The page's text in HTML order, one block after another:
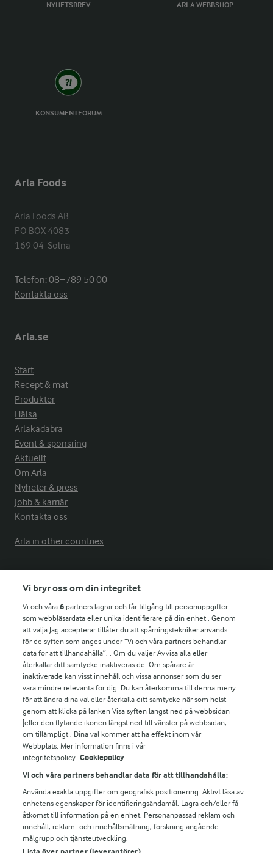
NYHETSBREV ARLA WEBBSHOP
KONSUMENTFORUM
Arla Foods
Arla Foods AB
PO BOX 4083
169 04  Solna
Telefon:08−789 50 00
Kontakta oss
Arla.se
Start
Recept & mat
Produkter
Hälsa
Arlakadabra
Event & sponsring
Aktuellt
Om Arla
Nyheter & press
Jobb & karriär
Kontakta oss
Arla in other countries
Fler Arlasajter
För ägare
Arlas kundportal
Arla.com
Falbygdens Ost
Arla webbshop
Bildbank
Följ oss
Vi bryr oss om din integritet
Vi och våra6 partners lagrar och får tillgång till personuppgifter
som webbläsardata eller unika identifierare på din enhet . Genom
att välja Jag accepterar tillåter du att spårningstekniker används
för de syften som anges under ”Vi och våra partners behandlar
data för att tillhandahålla”. . Om du väljer Avvisa alla eller
återkallar ditt samtycke inaktiveras de. Om spårare är
inaktiverade kan visst innehåll och vissa annonser som du ser
vara mindre relevanta för dig. Du kan återkomma till denna meny
för att ändra dina val eller återkalla ditt samtycke när som helst
genom att klicka på länken Visa syften längst ned på webbsidan
[eller den flytande ikonen längst ned till vänster på webbsidan,
om tillämpligt]. Dina val kommer att ha effekt inom vår
Webbplats. Mer information finns i vår
integritetspolicy. Cookiepolicy
Vi och våra partners behandlar data för att tillhandahålla:
Använda exakta uppgifter om geografisk positionering. Aktivt läsa av
enhetens egenskaper för identifieringsändamål. Lagra och/eller få
åtkomst till information på en enhet. Personanpassad reklam och
innehåll, reklam- och innehållsmätning, forskning angående
målgrupp och tjänsteutveckling.